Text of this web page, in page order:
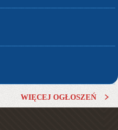
WIĘCEJ OGŁOSZEŃ